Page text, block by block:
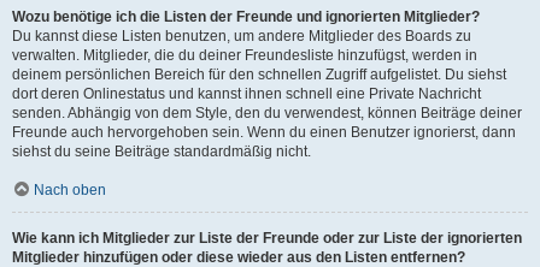
Wozu benötige ich die Listen der Freunde und ignorierten Mitglieder?
Du kannst diese Listen benutzen, um andere Mitglieder des Boards zu
verwalten. Mitglieder, die du deiner Freundesliste hinzufügst, werden in
deinem persönlichen Bereich für den schnellen Zugriff aufgelistet. Du siehst
dort deren Onlinestatus und kannst ihnen schnell eine Private Nachricht
senden. Abhängig von dem Style, den du verwendest, können Beiträge deiner
Freunde auch hervorgehoben sein. Wenn du einen Benutzer ignorierst, dann
siehst du seine Beiträge standardmäßig nicht.
Nach oben
Wie kann ich Mitglieder zur Liste der Freunde oder zur Liste der ignorierten
Mitglieder hinzufügen oder diese wieder aus den Listen entfernen?